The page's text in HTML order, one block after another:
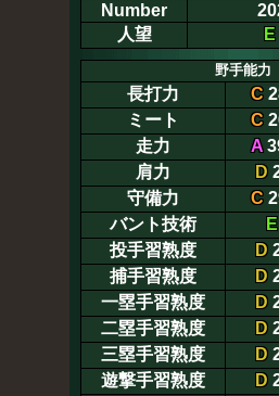
Number
人望
E
野手能力
長打力 C
ミート
C
走力
A
肩力
D
守備力
C
バント技術
E
投手習熟度
D
捕手習熟度
D
一塁手習熟度
D
二塁手習熟度
D
三塁手習熟度
D
遊撃手習熟度
D